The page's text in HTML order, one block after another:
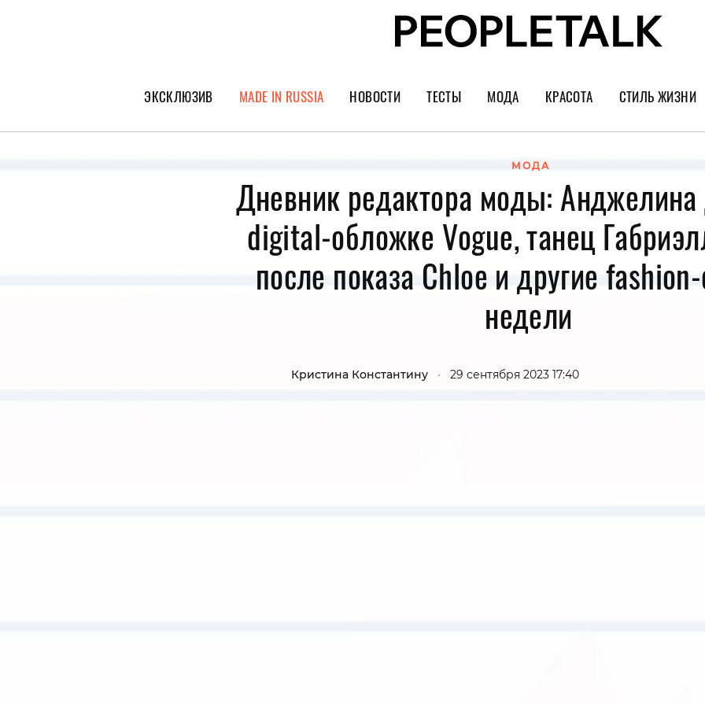
ЭКСКЛЮЗИВ
ГЕРОИ PEOPLETALK
MADE IN RUSSIA НОВОСТИ ТЕСТЫ МОДА
Тренды
Шопинг
Как носить
Украшения и часы
КРАСОТА
Уход за лицом
Маникюр
Парфюм
Спорт
Диеты
Пластика
СТИЛЬ ЖИЗНИ
Культура
Еда и
Путешествия
Психология
Астрология
МОДА
Дневник редактора моды:
digital-обложке Vogue, танец
после показа Chloe и другие
недели
Кристина Константину • 29 сентября 2023 17:40